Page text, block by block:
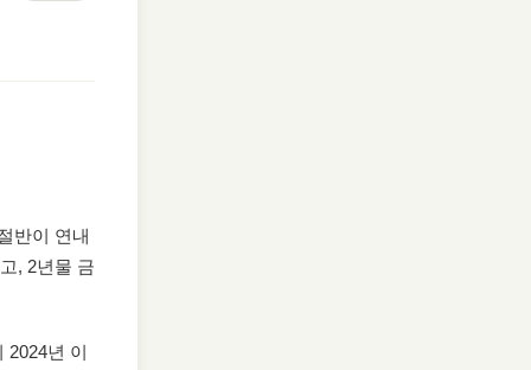
반이 연내
, 2년물 금
2024년 이